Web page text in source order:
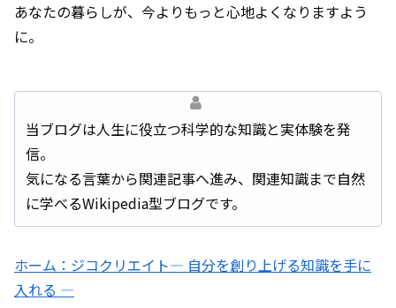
あなたの暮らしが、今よりもっと心地よくなりますよう
に。
当ブログは人生に役立つ科学的な知識と実体験を発
信。
気になる言葉から関連記事へ進み、関連知識まで自然
に学べるWikipedia型ブログです。
ホーム：ジコクリエイト― 自分を創り上げる知識を手に
入れる ―